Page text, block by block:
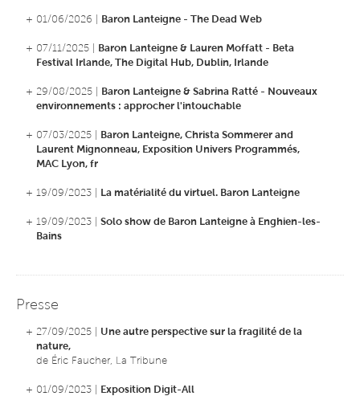
+ 01/06/2026 | Baron Lanteigne - The Dead Web
+ 07/11/2025 |
Baron Lanteigne & Lauren Moffatt - Beta
Festival Irlande, The Digital Hub, Dublin, Irlande
+ 29/08/2025 |
Baron Lanteigne & Sabrina Ratté - Nouveaux
environnements : approcher l'intouchable
+ 07/03/2025 |
Baron Lanteigne, Christa Sommerer and
Laurent Mignonneau, Exposition Univers Programmés,
MAC Lyon, fr
+ 19/09/2023 | La matérialité du virtuel. Baron Lanteigne
+ 19/09/2023 | Solo show de Baron Lanteigne à Enghien-les-
Bains
Presse
+ 27/09/2025 | Une autre perspective sur la fragilité de la
nature,
de Éric Faucher, La Tribune
+ 01/09/2023 |
Exposition Digit-All